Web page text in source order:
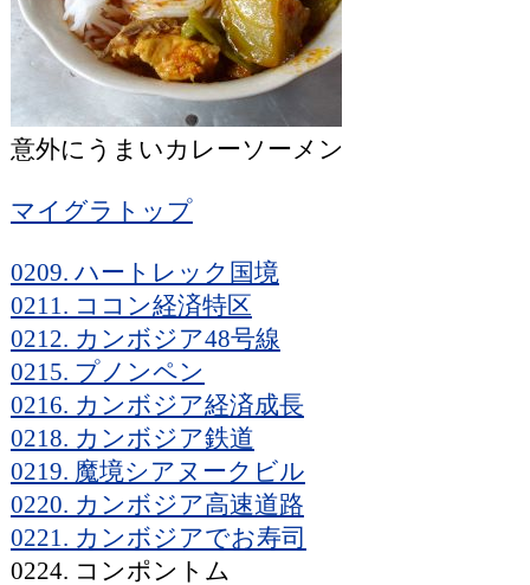
意外にうまいカレーソーメン
マイグラトップ
0209. ハートレック国境
0211. ココン経済特区
0212. カンボジア48号線
0215. プノンペン
0216. カンボジア経済成長
0218. カンボジア鉄道
0219. 魔境シアヌークビル
0220. カンボジア高速道路
0221. カンボジアでお寿司
0224. コンポントム